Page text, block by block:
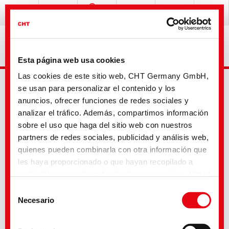
Esta página web usa cookies
Las cookies de este sitio web, CHT Germany GmbH,
se usan para personalizar el contenido y los
anuncios, ofrecer funciones de redes sociales y
analizar el tráfico. Además, compartimos información
sobre el uso que haga del sitio web con nuestros
partners de redes sociales, publicidad y análisis web,
quienes pueden combinarla con otra información que
les haya proporcionado o que hayan recopilado a
nuestro sitio web. Con algunos de los servicios
utilizados, existe la posibilidad de que los datos se
transfieran a los Estados Unidos y sean tratados por
Necesario
Busqueda avanzada
Tu selección